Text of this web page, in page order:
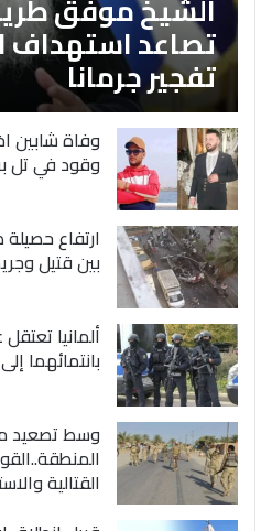
تصاعد استهداف
تفجير جرمانا
وفاة شابين
وقود في تل
بين قتيل
ألمانيا
بانتمائهما
وسط تصعيد
القتالية